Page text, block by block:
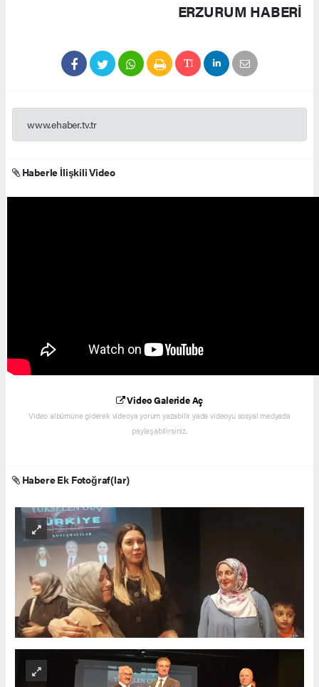
ERZURUM HABERİ
www.ehaber.tv.tr
Haberle İlişkili Video
Video Galeride Aç
Video albümüne giderek videoya yorum yazabilir yada videoyu sosyal medyada
paylaşabilirsiniz.
Habere Ek Fotoğraf(lar)